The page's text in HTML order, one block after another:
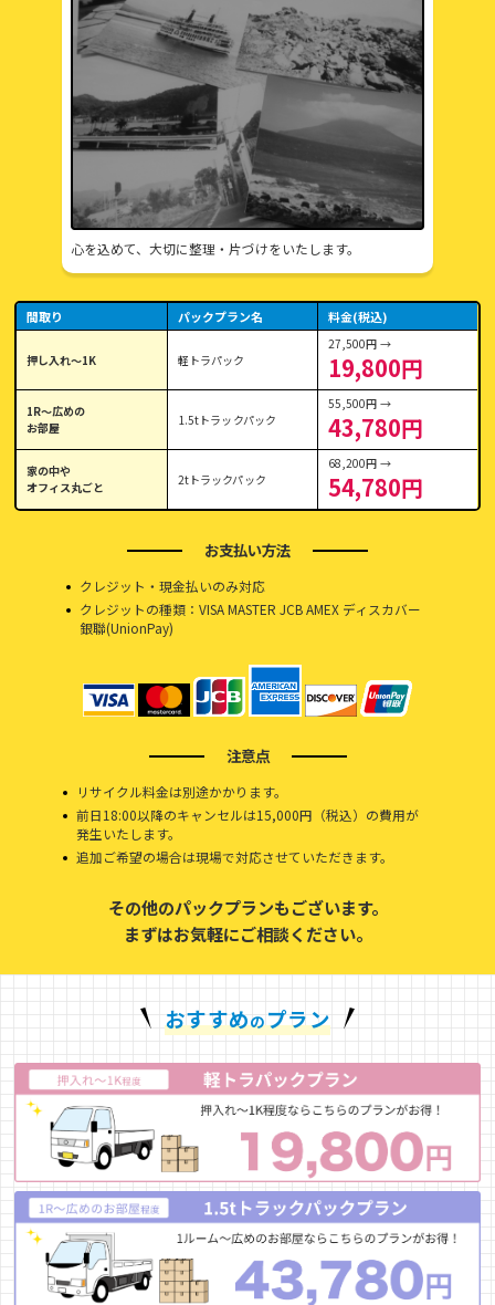
心を込めて、大切に整理・片づけをいたします。
間取り パックプラン名 料金(税込)
押し入れ〜1K 軽トラパック
27,500円 →
19,800円
1R〜広めの
お部屋
1.5tトラックパック
55,500円 →
43,780円
家の中や
オフィス丸ごと
2tトラックパック
68,200円 →
54,780円
お支払い方法
クレジット・現金払いのみ対応
クレジットの種類：VISA MASTER JCB AMEX ディスカバー
銀聯(UnionPay)
注意点
リサイクル料金は別途かかります。
前日18:00以降のキャンセルは15,000円（税込）の費用が
発生いたします。
追加ご希望の場合は現場で対応させていただきます。
その他のパックプランもございます。
まずはお気軽にご相談ください。
おすすめのプラン